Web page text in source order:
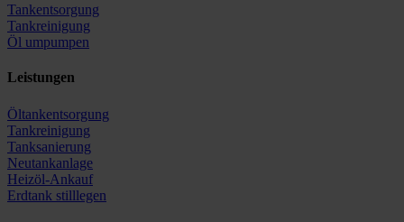
Tankentsorgung
Tankreinigung
Öl umpumpen
Leistungen
Öltankentsorgung
Tankreinigung
Tanksanierung
Neutankanlage
Heizöl-Ankauf
Erdtank stilllegen